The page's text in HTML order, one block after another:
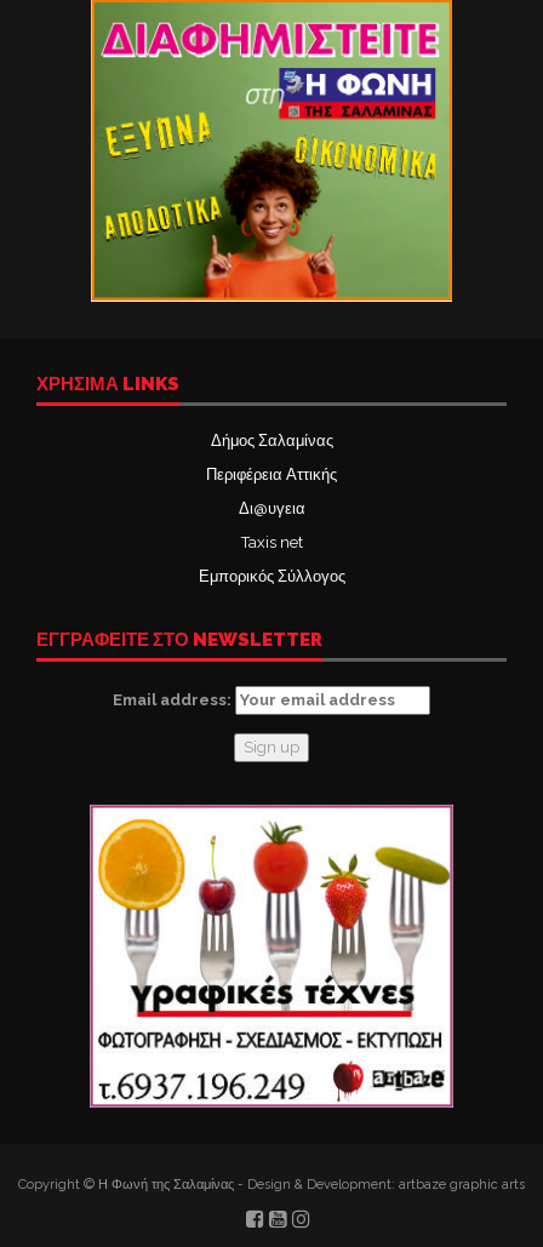
ΧΡΉΣΙΜΑ LINKS
Δήμος Σαλαμίνας
Περιφέρεια Αττικής
Δι@υγεια
Taxis net
Εμπορικός Σύλλογος
ΕΓΓΡΑΦΕΙΤΕ ΣΤΟ NEWSLETTER
Email address:
Copyright © Η Φωνή της Σαλαμίνας - Design & Development: artbaze graphic arts